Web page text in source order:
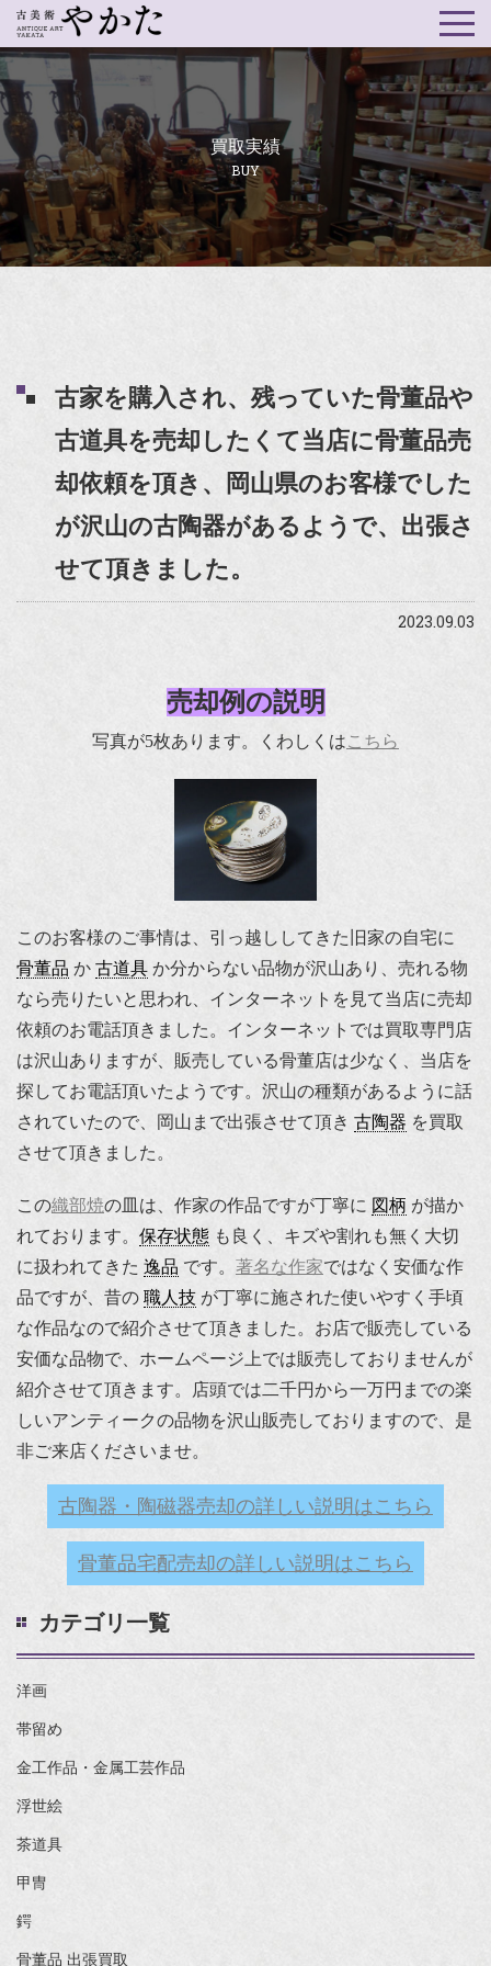
買取実績
BUY
古家を購入され、残っていた骨董品や
古道具を売却したくて当店に骨董品売
却依頼を頂き、岡山県のお客様でした
が沢山の古陶器があるようで、出張さ
せて頂きました。
2023.09.03
売却例の説明
写真が5枚あります。くわしくはこちら
このお客様のご事情は、引っ越ししてきた旧家の自宅に
骨董品 か 古道具 か分からない品物が沢山あり、売れる物
なら売りたいと思われ、インターネットを見て当店に売却
依頼のお電話頂きました。インターネットでは買取専門店
は沢山ありますが、販売している骨董店は少なく、当店を
探してお電話頂いたようです。沢山の種類があるように話
されていたので、岡山まで出張させて頂き 古陶器 を買取
させて頂きました。
この織部焼の皿は、作家の作品ですが丁寧に 図柄 が描か
れております。 保存状態 も良く、キズや割れも無く大切
に扱われてきた 逸品 です。 著名な作家ではなく安価な作
品ですが、昔の 職人技 が丁寧に施された使いやすく手頃
な作品なので紹介させて頂きました。お店で販売している
安価な品物で、ホームページ上では販売しておりませんが
紹介させて頂きます。店頭では二千円から一万円までの楽
しいアンティークの品物を沢山販売しておりますので、是
非ご来店くださいませ。
古陶器・陶磁器売却の詳しい説明はこちら
骨董品宅配売却の詳しい説明はこちら
カテゴリ一覧
洋画
帯留め
金工作品・金属工芸作品
浮世絵
茶道具
甲冑
鍔
骨董品 出張買取